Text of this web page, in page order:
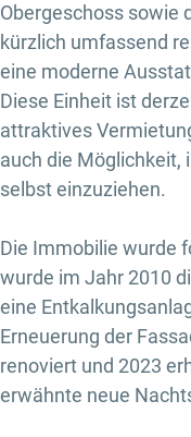
Obergeschoss sowie
kürzlich umfassend
eine moderne
Diese Einheit ist
attraktives
auch die Möglichkeit,
selbst einzuziehen.
Die Immobilie wurde
wurde im Jahr 2010
eine
Erneuerung der
renoviert und 2023
erwähnte neue